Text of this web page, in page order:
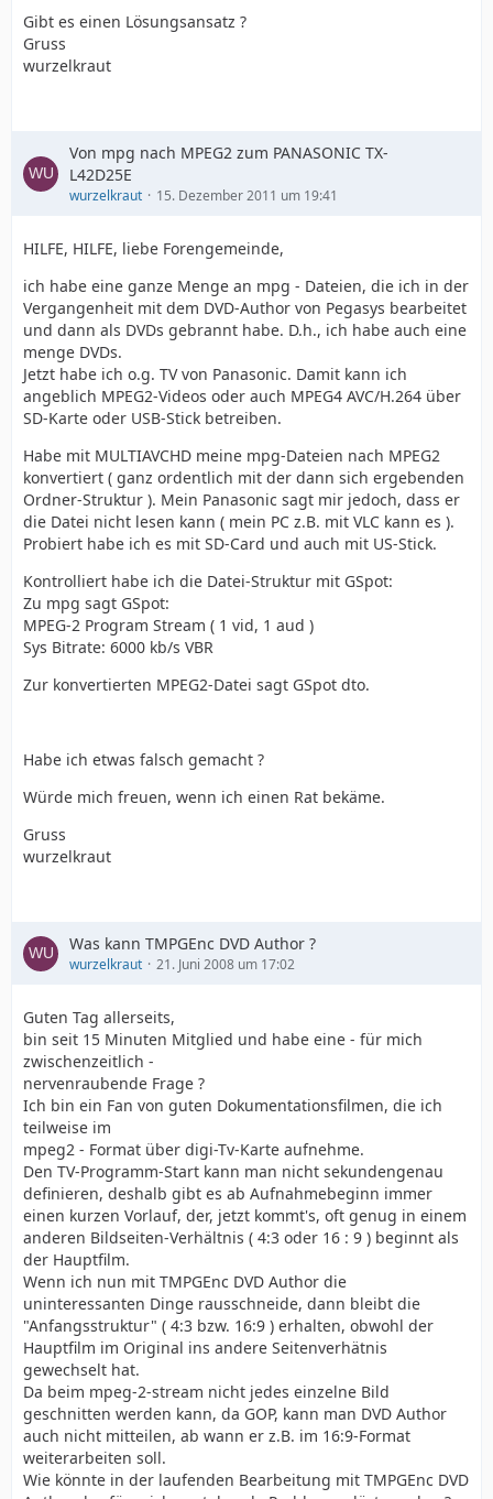
Gibt es einen Lösungsansatz ?
Gruss
wurzelkraut
Von mpg nach MPEG2 zum PANASONIC TX-
L42D25E
wurzelkraut 15. Dezember 2011 um 19:41
HILFE, HILFE, liebe Forengemeinde,
ich habe eine ganze Menge an mpg - Dateien, die ich in der
Vergangenheit mit dem DVD-Author von Pegasys bearbeitet
und dann als DVDs gebrannt habe. D.h., ich habe auch eine
menge DVDs.
Jetzt habe ich o.g. TV von Panasonic. Damit kann ich
angeblich MPEG2-Videos oder auch MPEG4 AVC/H.264 über
SD-Karte oder USB-Stick betreiben.
Habe mit MULTIAVCHD meine mpg-Dateien nach MPEG2
konvertiert ( ganz ordentlich mit der dann sich ergebenden
Ordner-Struktur ). Mein Panasonic sagt mir jedoch, dass er
die Datei nicht lesen kann ( mein PC z.B. mit VLC kann es ).
Probiert habe ich es mit SD-Card und auch mit US-Stick.
Kontrolliert habe ich die Datei-Struktur mit GSpot:
Zu mpg sagt GSpot:
MPEG-2 Program Stream ( 1 vid, 1 aud )
Sys Bitrate: 6000 kb/s VBR
Zur konvertierten MPEG2-Datei sagt GSpot dto.
Habe ich etwas falsch gemacht ?
Würde mich freuen, wenn ich einen Rat bekäme.
Gruss
wurzelkraut
Was kann TMPGEnc DVD Author ?
wurzelkraut 21. Juni 2008 um 17:02
Guten Tag allerseits,
bin seit 15 Minuten Mitglied und habe eine - für mich
zwischenzeitlich -
nervenraubende Frage ?
Ich bin ein Fan von guten Dokumentationsfilmen, die ich
teilweise im
mpeg2 - Format über digi-Tv-Karte aufnehme.
Den TV-Programm-Start kann man nicht sekundengenau
definieren, deshalb gibt es ab Aufnahmebeginn immer
einen kurzen Vorlauf, der, jetzt kommt's, oft genug in einem
anderen Bildseiten-Verhältnis ( 4:3 oder 16 : 9 ) beginnt als
der Hauptfilm.
Wenn ich nun mit TMPGEnc DVD Author die
uninteressanten Dinge rausschneide, dann bleibt die
"Anfangsstruktur" ( 4:3 bzw. 16:9 ) erhalten, obwohl der
Hauptfilm im Original ins andere Seitenverhätnis
gewechselt hat.
Da beim mpeg-2-stream nicht jedes einzelne Bild
geschnitten werden kann, da GOP, kann man DVD Author
auch nicht mitteilen, ab wann er z.B. im 16:9-Format
weiterarbeiten soll.
Wie könnte in der laufenden Bearbeitung mit TMPGEnc DVD